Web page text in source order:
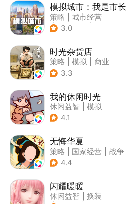
模拟城市：我是市长
策略
城市经营
| 模拟城市
3.0
时光杂货店
策略 模拟
商业
| 童年
3.3
我的休闲时光
休闲益智
模拟
4.1
无悔华夏
策略 国家经营
战争
| 中国风
4.4
闪耀暖暖
休闲益智
换装